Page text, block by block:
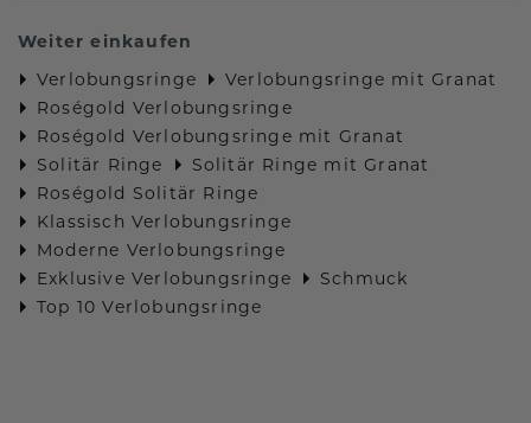
Weiter einkaufen
Verlobungsringe
Verlobungsringe mit Granat
Roségold Verlobungsringe
Roségold Verlobungsringe mit Granat
Solitär Ringe
Solitär Ringe mit Granat
Roségold Solitär Ringe
Klassisch Verlobungsringe
Moderne Verlobungsringe
Exklusive Verlobungsringe
Schmuck
Top 10 Verlobungsringe